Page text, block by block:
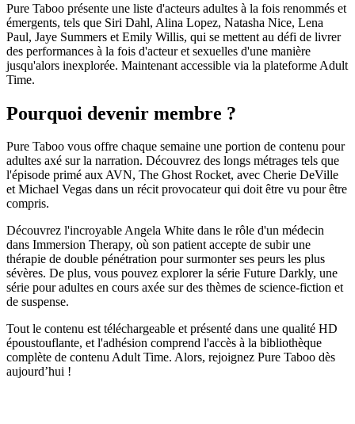
Pure Taboo présente une liste d'acteurs adultes à la fois renommés et
émergents, tels que Siri Dahl, Alina Lopez, Natasha Nice, Lena
Paul, Jaye Summers et Emily Willis, qui se mettent au défi de livrer
des performances à la fois d'acteur et sexuelles d'une manière
jusqu'alors inexplorée. Maintenant accessible via la plateforme Adult
Time.
Pourquoi devenir membre ?
Pure Taboo vous offre chaque semaine une portion de contenu pour
adultes axé sur la narration. Découvrez des longs métrages tels que
l'épisode primé aux AVN, The Ghost Rocket, avec Cherie DeVille
et Michael Vegas dans un récit provocateur qui doit être vu pour être
compris.
Découvrez l'incroyable Angela White dans le rôle d'un médecin
dans Immersion Therapy, où son patient accepte de subir une
thérapie de double pénétration pour surmonter ses peurs les plus
sévères. De plus, vous pouvez explorer la série Future Darkly, une
série pour adultes en cours axée sur des thèmes de science-fiction et
de suspense.
Tout le contenu est téléchargeable et présenté dans une qualité HD
époustouflante, et l'adhésion comprend l'accès à la bibliothèque
complète de contenu Adult Time. Alors, rejoignez Pure Taboo dès
aujourd’hui !